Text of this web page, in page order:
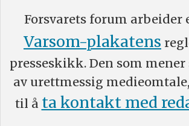
Forsvarets forum arbeider
Varsom-plakatens
presseskikk. Den som
av urettmessig
til å ta kontakt med